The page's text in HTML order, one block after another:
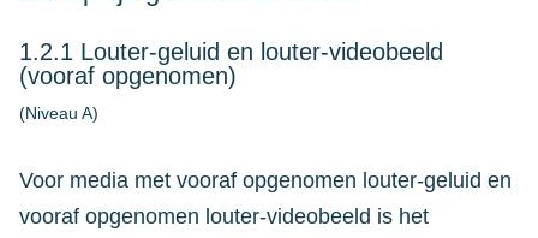
1.2.1 Louter-geluid en louter-videobeeld
(vooraf opgenomen)
(Niveau A)
Voor media met vooraf opgenomen louter-geluid en
vooraf opgenomen louter-videobeeld is het